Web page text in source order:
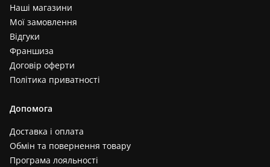
Наші магазини
Мої замовлення
Відгуки
Франшиза
Договір оферти
Політика приватності
Допомога
Доставка і оплата
Обмін та повернення товару
Програма лояльності